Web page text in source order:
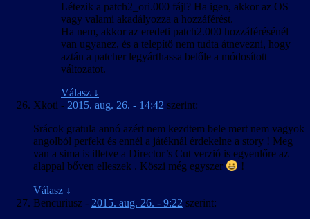
Létezik a patch2_ori.000 fájl? Ha igen, akkor az OS
vagy valami akadályozza a hozzáférést.
Ha nem, akkor az eredeti patch2.000 hozzáférésénél
van ugyanez, és a telepítő nem tudta átnevezni, hogy
aztán a patcher legyárthassa belőle a módosított
változatot.
Válasz ↓
Xkoti - 2015. aug. 26. - 14:42 szerint:
Srácok gratula annó azért nem kezdtem bele mert nem vagyok
angolból perfekt és ennél a játéknál érdekelne a story ! Meg
van a sima is illetve a Director’s Cut verzió is egyenlőre az
alappal bőven elleszek . Köszi még egyszer
!
Válasz ↓
Bencuriusz - 2015. aug. 26. - 9:22 szerint: